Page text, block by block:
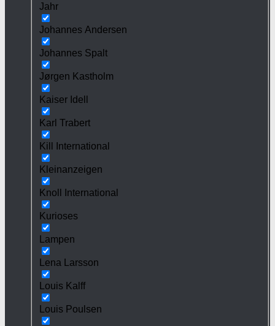
Jahr
Johannes Andersen
Johannes Spalt
Jørgen Kastholm
Kaiser Idell
Karl Trabert
Kill International
Kleinanzeigen
Knoll International
Kurioses
Lampen
Lena Larsson
Louis Kalff
Louis Poulsen